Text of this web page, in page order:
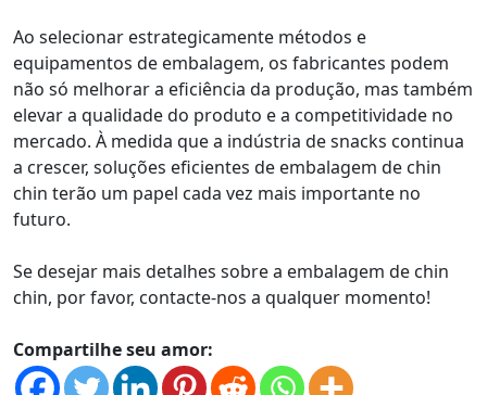
Ao selecionar estrategicamente métodos e
equipamentos de embalagem, os fabricantes podem
não só melhorar a eficiência da produção, mas também
elevar a qualidade do produto e a competitividade no
mercado. À medida que a indústria de snacks continua
a crescer, soluções eficientes de embalagem de chin
chin terão um papel cada vez mais importante no
futuro.
Se desejar mais detalhes sobre a embalagem de chin
chin, por favor, contacte-nos a qualquer momento!
Compartilhe seu amor: